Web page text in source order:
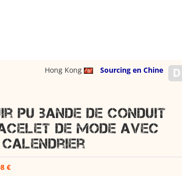
Hong Kong
Sourcing en Chine
PU bande de conduit
de mode avec
€